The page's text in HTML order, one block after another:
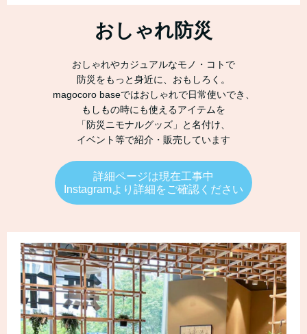
おしゃれ防災
おしゃれやカジュアルなモノ・コトで
防災をもっと身近に、おもしろく。
magocoro baseではおしゃれで日常使いでき、
もしもの時にも使えるアイテムを
「防災ニモナルグッズ」と名付け、
イベント等で紹介・販売しています
詳細ページは現在工事中
Instagramより詳細をご確認ください